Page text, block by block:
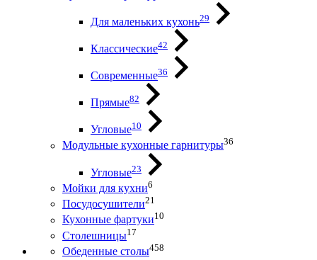
Для маленьких кухонь29
Классические42
Современные36
Прямые82
Угловые10
Модульные кухонные гарнитуры36
Угловые23
Мойки для кухни6
Посудосушители21
Кухонные фартуки10
Столешницы17
Обеденные столы458